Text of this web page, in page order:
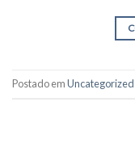
Postado emUncategorized